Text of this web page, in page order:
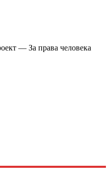
— За права человека